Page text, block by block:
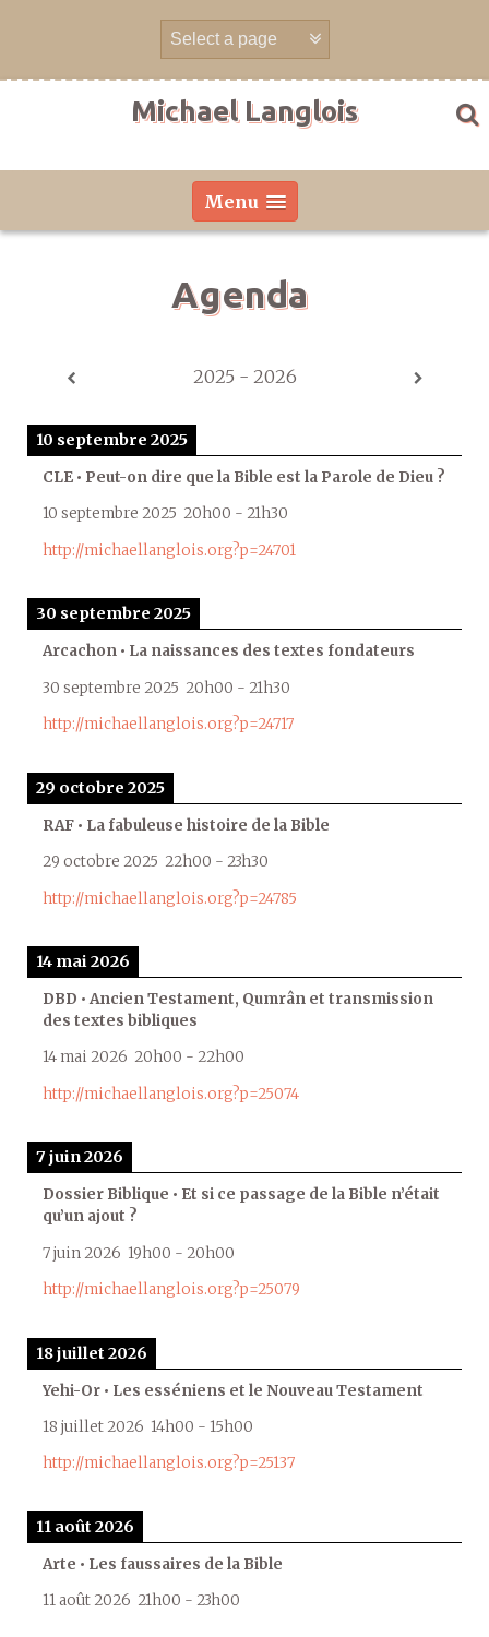
Michael Langlois
Menu
Agenda
2025 - 2026
10 septembre 2025
CLE • Peut-on dire que la Bible est la Parole de Dieu ?
10 septembre 2025 20h00 - 21h30
http://michaellanglois.org?p=24701
30 septembre 2025
Arcachon • La naissances des textes fondateurs
30 septembre 2025 20h00 - 21h30
http://michaellanglois.org?p=24717
29 octobre 2025
RAF • La fabuleuse histoire de la Bible
29 octobre 2025 22h00 - 23h30
http://michaellanglois.org?p=24785
14 mai 2026
DBD • Ancien Testament, Qumrân et transmission
des textes bibliques
14 mai 2026 20h00 - 22h00
http://michaellanglois.org?p=25074
7 juin 2026
Dossier Biblique • Et si ce passage de la Bible n’était
qu’un ajout ?
7 juin 2026 19h00 - 20h00
http://michaellanglois.org?p=25079
18 juillet 2026
Yehi-Or • Les esséniens et le Nouveau Testament
18 juillet 2026 14h00 - 15h00
http://michaellanglois.org?p=25137
11 août 2026
Arte • Les faussaires de la Bible
11 août 2026 21h00 - 23h00